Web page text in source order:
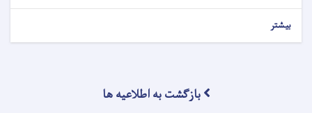
بیشتر
بازگشت به اطلاعیه ها